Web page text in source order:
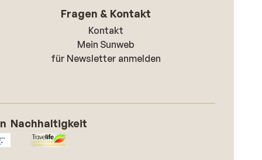
Fragen & Kontakt
Kontakt
Mein Sunweb
für Newsletter anmelden
Nachhaltigkeit